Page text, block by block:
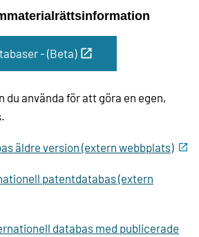
- (Beta)
du använda för att göra en egen,
äldre version (extern webbplats)
patentdatabas (extern
databas med publicerade